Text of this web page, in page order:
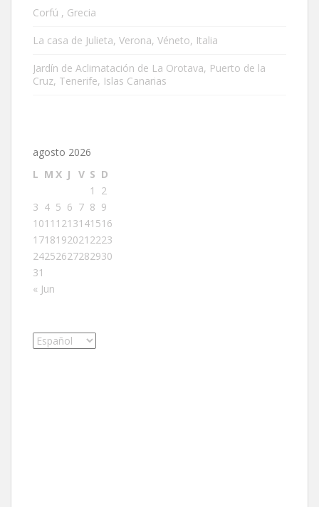
Corfú , Grecia
La casa de Julieta, Verona, Véneto, Italia
Jardín de Aclimatación de La Orotava, Puerto de la
Cruz, Tenerife, Islas Canarias
agosto 2026
L M X J V S D
1
2
3 4 5 6 7 8 9
1011 1213141516
1718192021 2223
24252627282930
31
« Jun
Elegir